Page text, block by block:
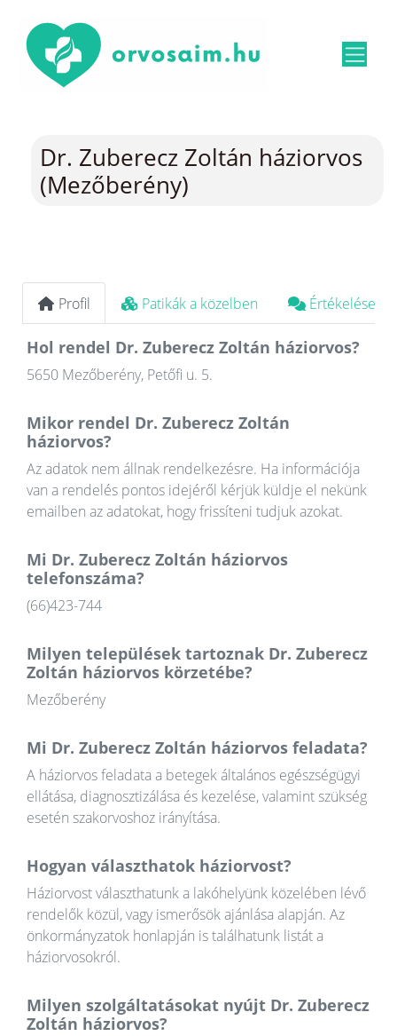
Dr. Zuberecz Zoltán háziorvos
(Mezőberény)
Profil Patikák a közelben Értékelések
Hol rendel Dr. Zuberecz Zoltán háziorvos?
5650 Mezőberény, Petőfi u. 5.
Mikor rendel Dr. Zuberecz Zoltán
háziorvos?
Az adatok nem állnak rendelkezésre. Ha információja
van a rendelés pontos idejéről kérjük küldje el nekünk
emailben az adatokat, hogy frissíteni tudjuk azokat.
Mi Dr. Zuberecz Zoltán háziorvos
telefonszáma?
(66)423-744
Milyen települések tartoznak Dr. Zuberecz
Zoltán háziorvos körzetébe?
Mezőberény
Mi Dr. Zuberecz Zoltán háziorvos feladata?
A háziorvos feladata a betegek általános egészségügyi
ellátása, diagnosztizálása és kezelése, valamint szükség
esetén szakorvoshoz irányítása.
Hogyan választhatok háziorvost?
Háziorvost választhatunk a lakóhelyünk közelében lévő
rendelők közül, vagy ismerősök ajánlása alapján. Az
önkormányzatok honlapján is találhatunk listát a
háziorvosokról.
Milyen szolgáltatásokat nyújt Dr. Zuberecz
Zoltán háziorvos?